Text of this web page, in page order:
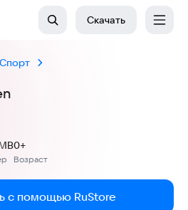
Скачать
Спорт
Возраст
0+
с помощью RuStore